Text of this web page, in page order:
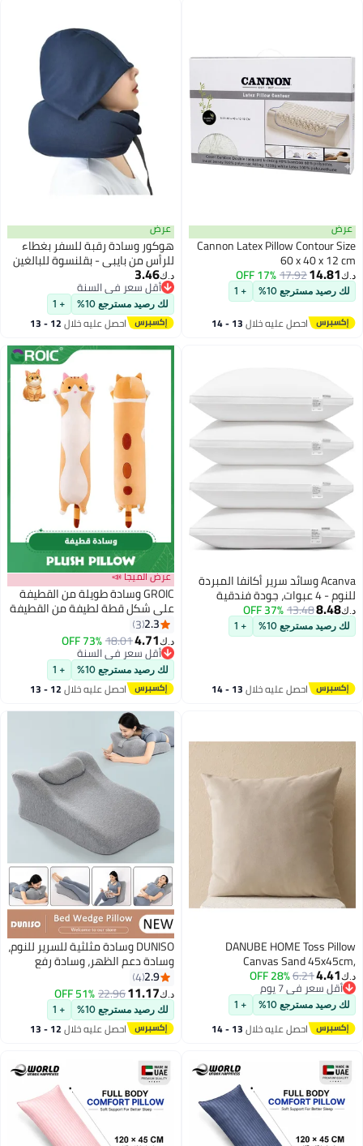
عرض
Cannon Latex Pillow Contour Size
60 x 40 x 12 cm
د.ك‏14.81
17.92
17% OFF
لك رصيد مسترجع 10% + 1
احصل عليه خلال 13 - 14
عرض
هوكور وسادة رقبة للسفر بغطاء
للرأس من بايبي - بقلنسوة للبالغين
مصنوعة رغوة الذاكرة عالية الجودة
مناسبة للمكتب وركوب السيارة
والنوم ازرق كحلي
د.ك‏3.46
أقل سعر في السنة
أقل سعر في السنة
لك رصيد مسترجع 10% + 1
احصل عليه خلال 12 - 13
Acanva وسائد سرير أكانفا المبردة
للنوم - 4 عبوات، جودة فندقية
فاخرة مع حشوة فاخرة تشبه الريش
3D، حجم قياسي، أبيض
د.ك‏8.48
13.48
37% OFF
لك رصيد مسترجع 10% + 1
احصل عليه خلال 13 - 14
عرض الميجا 📣
GROIC وسادة طويلة من القطيفة
على شكل قطة لطيفة من القطيفة
على شكل دمية قطة من القطيفة
على شكل وسادة قطة ناعمة
حيوانات محشوة على شكل وسادة
طويلة، وسائد تعانق النوم، لعبة
حيوانات محشوة
2.3
3
د.ك‏4.71
18.01
73% OFF
أقل سعر في السنة
أقل سعر في السنة
لك رصيد مسترجع 10% + 1
احصل عليه خلال 12 - 13
DANUBE HOME Toss Pillow
Canvas Sand 45x45cm,
Beige/Brown, Mackintosh,
Outdoor Toss Pillow For Garden
Seating, For Garden, Poolside,
Patio And Family Outdoor Use
د.ك‏4.41
6.21
28% OFF
أقل سعر في 7 يوم
أقل سعر في 7 يوم
لك رصيد مسترجع 10% + 1
احصل عليه خلال 13 - 14
اغسطس
DUNISO وسادة مثلثية للسرير للنوم،
وسادة دعم الظهر، وسادة رفع
الساق تخفف من آلام الساق، وسادة
سرير من رغوة الذاكرة المريحة مع
وظيفة تدليك الوجه لقراءة الكتب
2.9
4
د.ك‏11.17
22.96
51% OFF
لك رصيد مسترجع 10% + 1
احصل عليه خلال 12 - 13
اغسطس